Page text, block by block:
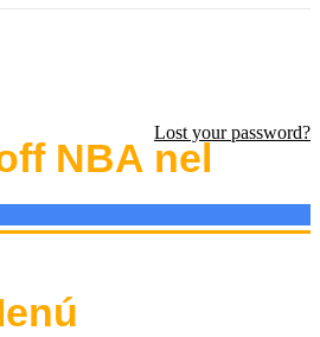
Lost your password?
NBA nel